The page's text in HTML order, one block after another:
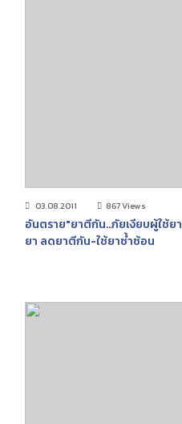
03.08.2011 867 Views
อันตราย"ยาตีกัน..ภัยเงียบผู้ใช้
ยา ลดยาตีกัน-ใช้ยาซ้ำซ้อน